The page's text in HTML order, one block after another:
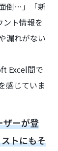
倒…」「新
ト情報を
漏れがない
Excel間で
感じていま
ーが登
トにもそ